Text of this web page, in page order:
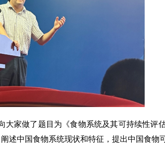
家做了题目为《食物系统及其可持续性评
述中国食物系统现状和特征，提出中国食物